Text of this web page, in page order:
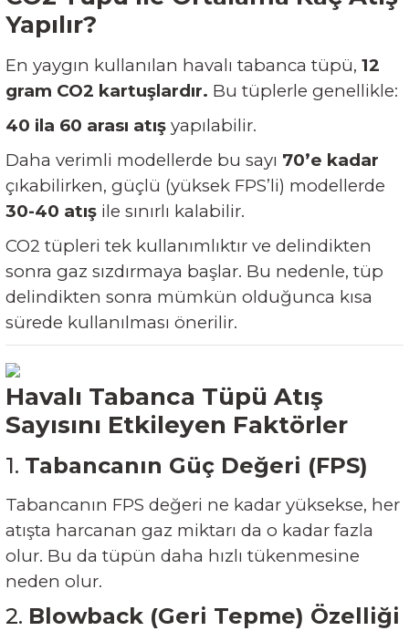
Yapılır?
En yaygın kullanılan havalı tabanca tüpü, 12
gram CO2 kartuşlardır. Bu tüplerle genellikle:
40 ila 60 arası atış yapılabilir.
Daha verimli modellerde bu sayı 70’e kadar
çıkabilirken, güçlü (yüksek FPS’li) modellerde
30-40 atış ile sınırlı kalabilir.
CO2 tüpleri tek kullanımlıktır ve delindikten
sonra gaz sızdırmaya başlar. Bu nedenle, tüp
delindikten sonra mümkün olduğunca kısa
sürede kullanılması önerilir.
Havalı Tabanca Tüpü Atış
Sayısını Etkileyen Faktörler
1. Tabancanın Güç Değeri (FPS)
Tabancanın FPS değeri ne kadar yüksekse, her
atışta harcanan gaz miktarı da o kadar fazla
olur. Bu da tüpün daha hızlı tükenmesine
neden olur.
2. Blowback (Geri Tepme) Özelliği